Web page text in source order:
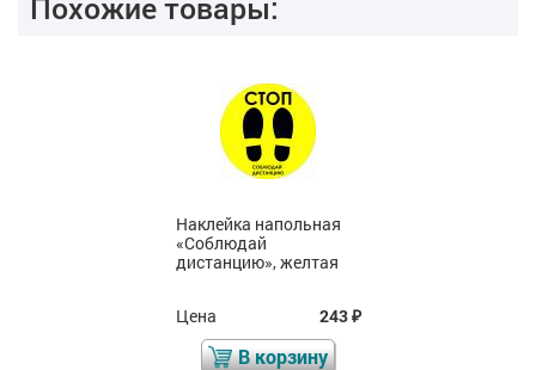
Наклейка напольная
«Соблюдай
дистанцию», желтая
Цена 243₽
В корзину